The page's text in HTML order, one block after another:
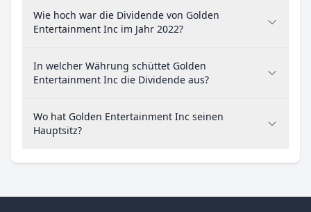
Wie hoch war die Dividende von Golden
Entertainment Inc im Jahr 2022?
In welcher Währung schüttet Golden
Entertainment Inc die Dividende aus?
Wo hat Golden Entertainment Inc seinen
Hauptsitz?